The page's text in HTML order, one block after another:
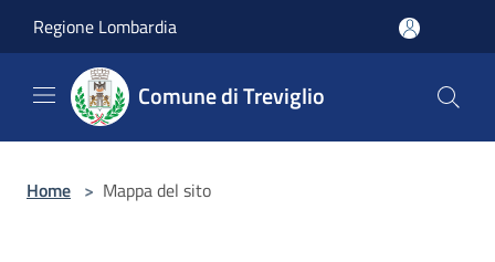
Regione Lombardia
Comune di Treviglio
Home > Mappa del sito